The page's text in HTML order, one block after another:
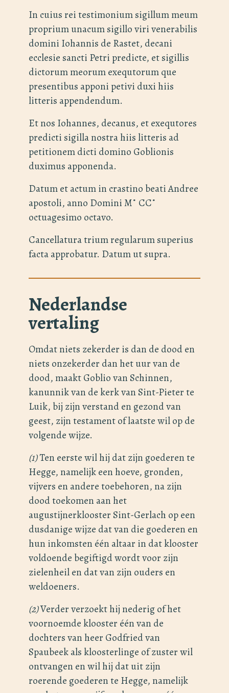
In cuius rei testimonium sigillum meum
proprium unacum sigillo viri venerabilis
domini Iohannis de Rastet, decani
ecclesie sancti Petri predicte, et sigillis
dictorum meorum exequtorum que
presentibus apponi petivi duxi hiis
litteris appendendum.
Et nos Iohannes, decanus, et exequtores
predicti sigilla nostra hiis litteris ad
petitionem dicti domino Goblionis
duximus apponenda.
Datum et actum in crastino beati Andree
apostoli, anno Domini M˚ CC˚
octuagesimo octavo.
Cancellatura trium regularum superius
facta approbatur. Datum ut supra.
Nederlandse
vertaling
Omdat niets zekerder is dan de dood en
niets onzekerder dan het uur van de
dood, maakt Goblio van Schinnen,
kanunnik van de kerk van Sint-Pieter te
Luik, bij zijn verstand en gezond van
geest, zijn testament of laatste wil op de
volgende wijze.
(1)Ten eerste wil hij dat zijn goederen te
Hegge, namelijk een hoeve, gronden,
vijvers en andere toebehoren, na zijn
dood toekomen aan het
augustijnerklooster Sint-Gerlach op een
dusdanige wijze dat van die goederen en
hun inkomsten één altaar in dat klooster
voldoende begiftigd wordt voor zijn
zielenheil en dat van zijn ouders en
weldoeners.
(2)Verder verzoekt hij nederig of het
voornoemde klooster één van de
dochters van heer Godfried van
Spaubeek als kloosterlinge of zuster wil
ontvangen en wil hij dat uit zijn
roerende goederen te Hegge, namelijk